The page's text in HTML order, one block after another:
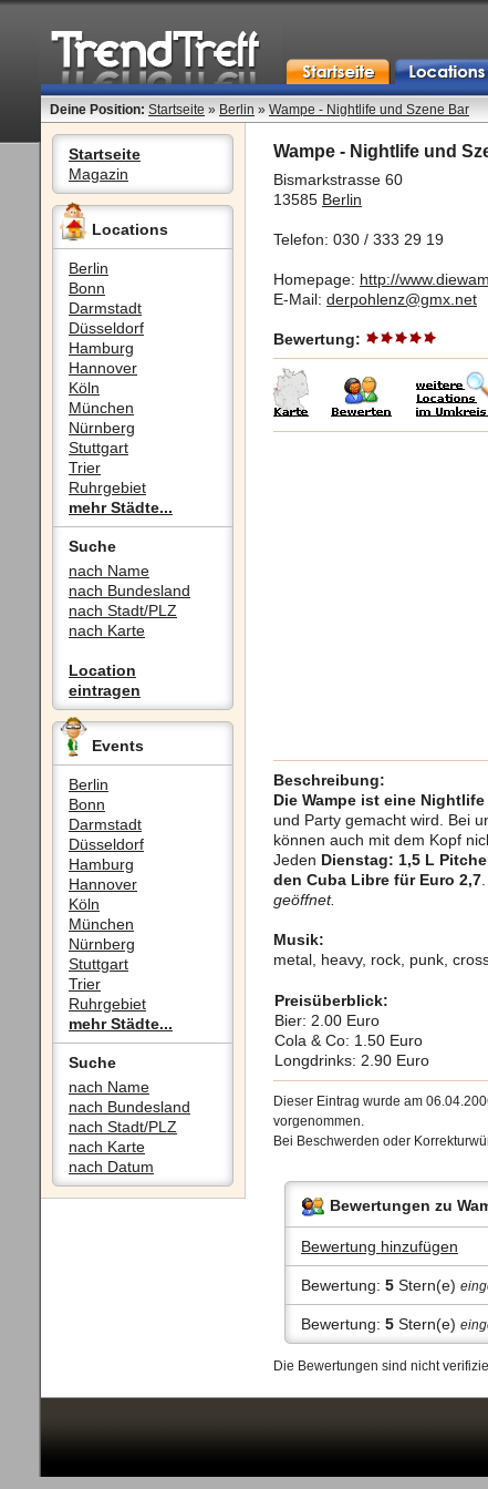
Deine Position: Startseite » Berlin » Wampe - Nightlife und Szene Bar
Startseite
Magazin
Locations
Berlin
Bonn
Darmstadt
Düsseldorf
Hamburg
Hannover
Köln
München
Nürnberg
Stuttgart
Trier
Ruhrgebiet
mehr Städte...
Suche
nach Name
nach Bundesland
nach Stadt/PLZ
nach Karte
Location
eintragen
Events
Berlin
Bonn
Darmstadt
Düsseldorf
Hamburg
Hannover
Köln
München
Nürnberg
Stuttgart
Trier
Ruhrgebiet
mehr Städte...
Suche
nach Name
nach Bundesland
nach Stadt/PLZ
nach Karte
nach Datum
Wampe - Nightlife und
Bismarkstrasse 60
13585 Berlin
Telefon: 030 / 333 29 19
Homepage: http://
E-Mail: derpohlenz@gmx.net
Bewertung:
Beschreibung:
Die Wampe ist eine
und Party gemacht wird. Bei
können auch mit dem Kopf
Jeden Dienstag: 1,5 L
den Cuba Libre für Euro 2,7
geöffnet.
Musik:
metal, heavy, rock, punk,
Preisüberblick:
Bier: 2.00 Euro
Cola & Co: 1.50 Euro
Longdrinks: 2.90 Euro
Dieser Eintrag wurde am
vorgenommen.
Bei Beschwerden oder
Bewertungen zu
Bewertung hinzufügen
Bewertung: 5 Stern(e)
Bewertung: 5 Stern(e)
Die Bewertungen sind nicht